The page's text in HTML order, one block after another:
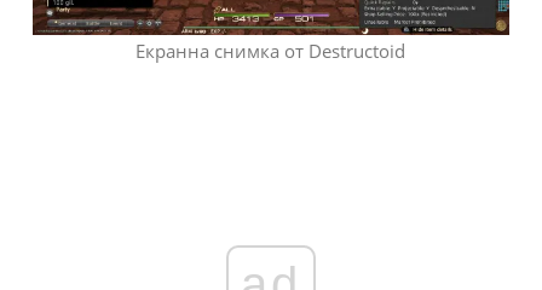
Екранна снимка от Destructoid